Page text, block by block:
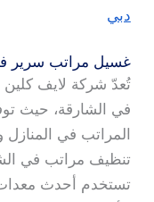
دبي
غسيل مراتب سرير
تُعدّ شركة لايف كلين
في الشارقة، حيث
المراتب في
تنظيف مراتب في
تستخدم أحدث معدات